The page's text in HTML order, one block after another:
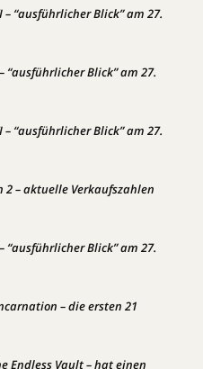
“ausführlicher Blick” am 27.
“ausführlicher Blick” am 27.
“ausführlicher Blick” am 27.
2 – aktuelle Verkaufszahlen
“ausführlicher Blick” am 27.
– die ersten 21
Endless Vault – hat einen